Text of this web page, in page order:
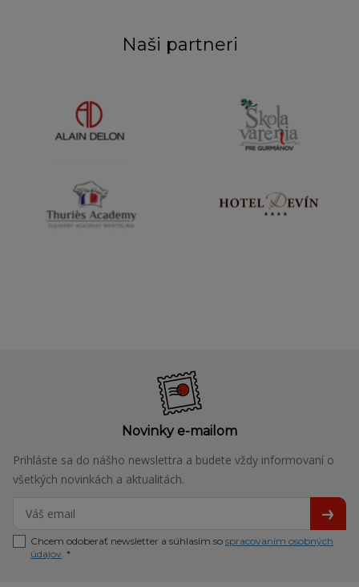
Naši partneri
Novinky e-mailom
Prihláste sa do nášho newslettra a budete vždy informovaní o
všetkých novinkách a aktualitách.
Chcem odoberať newsletter a súhlasím so spracovaním osobných
údajov. *